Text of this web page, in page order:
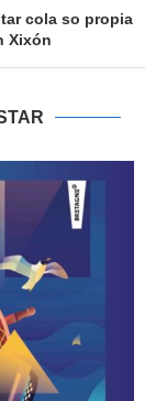
cola so propia
Xixón